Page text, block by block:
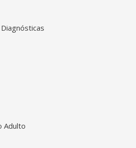
Adulto